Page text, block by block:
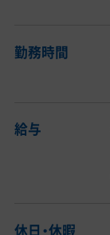
勤務時間
給与
休日・休暇